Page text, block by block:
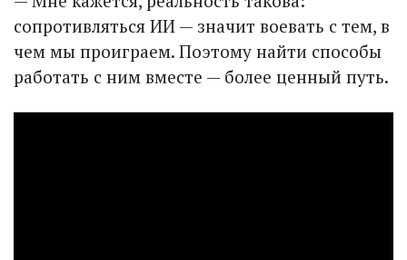
сопротивляться ИИ — значит воевать с тем, в
чем мы проиграем. Поэтому найти способы
работать с ним вместе — более ценный путь.